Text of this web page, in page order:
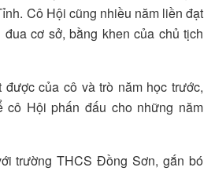
Cô Hội cũng nhiều năm liền đạt
cơ sở, bằng khen của chủ tịch
của cô và trò năm học trước,
cô Hội phấn đấu cho những năm
trường THCS Đồng Sơn, gắn bó